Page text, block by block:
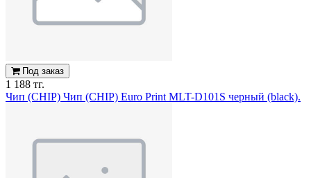
Под заказ
1 188 тг.
Чип (CHIP) Чип (CHIP) Euro Print MLT-D101S черный (black).